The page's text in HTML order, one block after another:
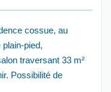
cossue, au
pied,
traversant 33 m²
Possibilité de